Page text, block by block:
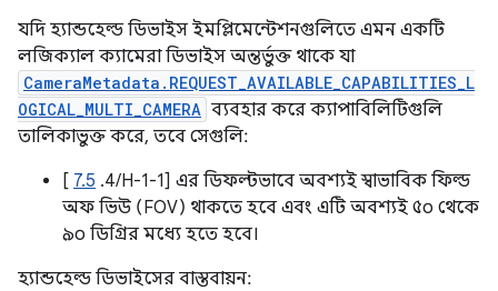
যদি হ্যান্ডহেল্ড ডিভাইস ইমপ্লিমেন্টেশনগুলিতে এমন একটি
লজিক্যাল ক্যামেরা ডিভাইস অন্তর্ভুক্ত থাকে যা
CameraMetadata.REQUEST_AVAILABLE_CAPABILITIES_L
OGICAL_MULTI_CAMERA ব্যবহার করে ক্যাপাবিলিটিগুলি
তালিকাভুক্ত করে, তবে সেগুলি:
[ 7.5 .4/H-1-1] এর ডিফল্টভাবে অবশ্যই স্বাভাবিক ফিল্ড
অফ ভিউ (FOV) থাকতে হবে এবং এটি অবশ্যই ৫০ থেকে
৯০ ডিগ্রির মধ্যে হতে হবে।
হ্যান্ডহেল্ড ডিভাইসের বাস্তবায়ন: